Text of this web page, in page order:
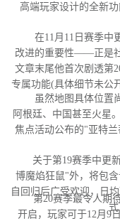
高端玩家设计的全新
在11月11日赛季中更
改进的重要性——正是
文章末尾他首次剧透第
专属功能(具体细节未公
虽然地图具体位置尚
阿根廷、中国甚至火星
焦点活动公布的"亚特
关于第19赛季中更新
博魔焰狂鼠"外，将包
自回归后广受欢迎，日
第20赛季最令人期待
开启，玩家可于12月9